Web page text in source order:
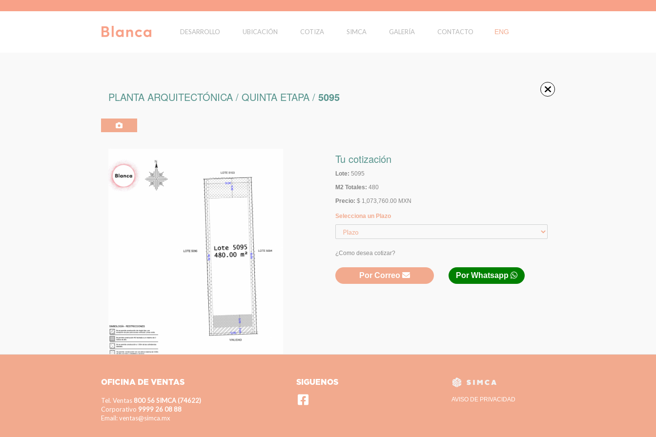
DESARROLLO UBICACIÓN COTIZA SIMCA GALERÍA CONTACTO ENG
PLANTA ARQUITECTÓNICA / QUINTA ETAPA / 5095
Tu cotización
Lote: 5095
M2 Totales: 480
Precio: $ 1,073,760.00 MXN
Selecciona un Plazo
¿Como desea cotizar?
Por Correo Por Whatsapp
OFICINA DE VENTAS
Tel. Ventas 800 56 SIMCA (74622)
Corporativo 9999 26 08 88
Email: ventas@simca.mx
SIGUENOS
AVISO DE PRIVACIDAD